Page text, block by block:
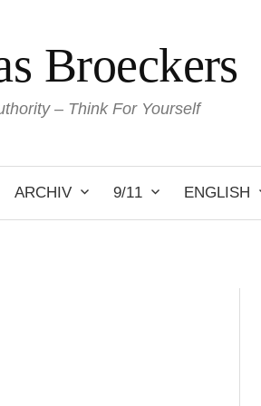
Broeckers
– Think For Yourself
ARCHIV 9/11 ENGLISH